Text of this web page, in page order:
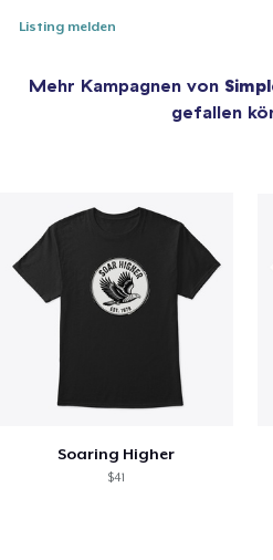
Listing melden
Mehr Kampagnen von
gefallen
Soaring Higher
$41